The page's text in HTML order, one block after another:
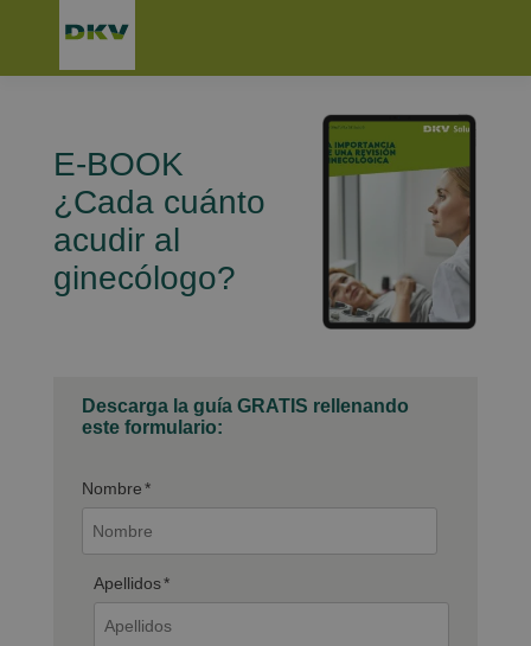
E-BOOK
¿Cada cuánto
acudir al
ginecólogo?
Descarga la guía GRATIS rellenando
este formulario:
Nombre*
Apellidos*